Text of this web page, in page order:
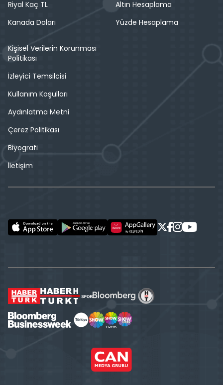
Riyal Kaç TL
Kanada Doları
Altın Hesaplama
Yüzde Hesaplama
Kişisel Verilerin Korunması
Politikası
İzleyici Temsilcisi
Kullanım Koşulları
Aydınlatma Metni
Çerez Politikası
Biyografi
İletişim